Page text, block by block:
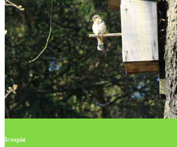
Історія